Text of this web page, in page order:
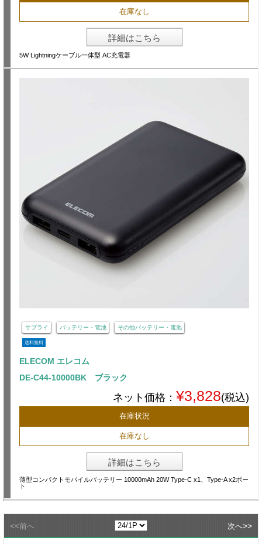
在庫なし
詳細はこちら
5W Lightningケーブル一体型 AC充電器
サプライ バッテリー・電池 その他バッテリー・電池
送料無料
ELECOM エレコム
DE-C44-10000BK ブラック
ネット価格： ¥3,828(税込)
在庫状況
在庫なし
詳細はこちら
薄型コンパクトモバイルバッテリー 10000mAh 20W Type-C x1、Type-A x2ポー
ト
<<前へ 次へ>>